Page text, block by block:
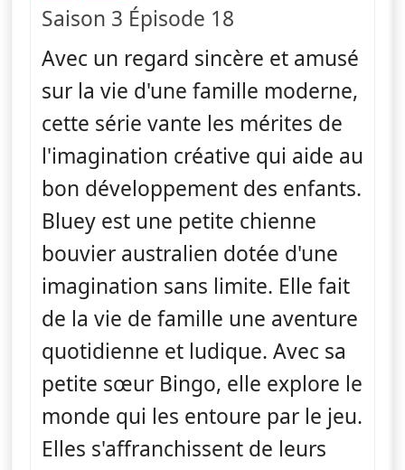
Saison 3 Épisode 18
Avec un regard sincère et amusé
sur la vie d'une famille moderne,
cette série vante les mérites de
l'imagination créative qui aide au
bon développement des enfants.
Bluey est une petite chienne
bouvier australien dotée d'une
imagination sans limite. Elle fait
de la vie de famille une aventure
quotidienne et ludique. Avec sa
petite sœur Bingo, elle explore le
monde qui les entoure par le jeu.
Elles s'affranchissent de leurs